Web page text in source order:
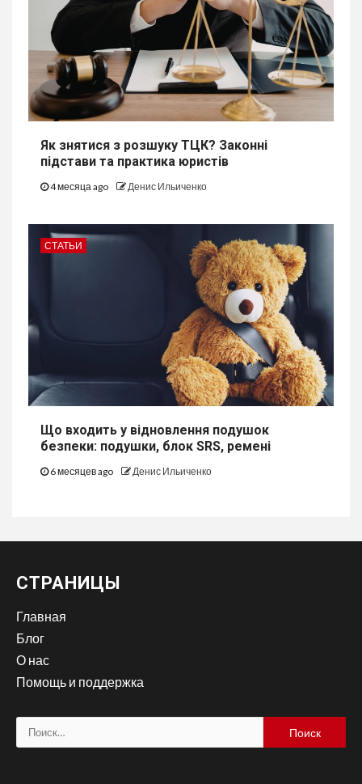
Як знятися з розшуку ТЦК? Законні
підстави та практика юристів
4 месяца ago Денис Ильиченко
СТАТЬИ
Що входить у відновлення подушок
безпеки: подушки, блок SRS, ремені
6 месяцев ago Денис Ильиченко
СТРАНИЦЫ
Главная
Блог
О нас
Помощь и поддержка
Найти: